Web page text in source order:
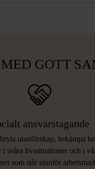
GOTT
ansvarstagande
utanförskap, bekämpa
i svåra livssituationer och i
som står utanför